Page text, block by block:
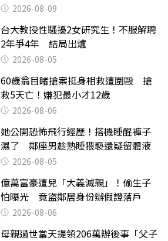
2026-08-09
台大教授性騷擾2女研究生！不服解聘
2年爭4年 結局出爐
2026-08-05
60歲翁目睹搶案挺身相救遭圍毆 搶
救5天亡！嫌犯最小才12歲
2026-08-06
她公開恐怖飛行經歷！搭機睡醒褲子
濕了 鄰座男趁熟睡猥褻還疑留體液
2026-08-05
億萬富豪遭兒「大義滅親」！偷生子
怕曝光 竟盜鄰居身份辦假證落戶
2026-08-06
母親過世當天提領206萬辦後事「父子